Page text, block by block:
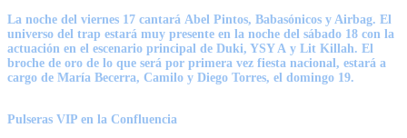
La noche del viernes 17 cantará Abel Pintos, Babasónicos y Airbag. El
universo del trap estará muy presente en la noche del sábado 18 con la
actuación en el escenario principal de Duki, YSY A y Lit Killah. El
broche de oro de lo que será por primera vez fiesta nacional, estará a
cargo de María Becerra, Camilo y Diego Torres, el domingo 19.
Pulseras VIP en la Confluencia